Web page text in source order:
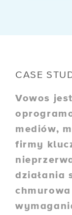
CASE
Vowos
mediów,
firmy
działania
chmurowa